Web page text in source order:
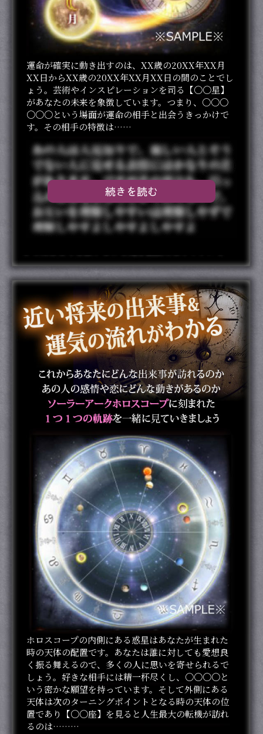
運命が確実に動き出すのは、XX歳の20XX年XX月
XX日からXX歳の20XX年XX月XX日の間のことでし
ょう。芸術やインスピレーションを司る【〇〇星】
があなたの未来を象徴しています。つまり、〇〇〇
〇〇〇という場面が運命の相手と出会うきっかけで
す。その相手の特徴は……
続きを読む
ホロスコープの内側にある惑星はあなたが生まれた
時の天体の配置です。あなたは誰に対しても愛想良
く振る舞えるので、多くの人に思いを寄せられるで
しょう。好きな相手には精一杯尽くし、〇〇〇〇と
いう密かな願望を持っています。そして外側にある
天体は次のターニングポイントとなる時の天体の位
置であり【〇〇座】を見ると人生最大の転機が訪れ
るのは………